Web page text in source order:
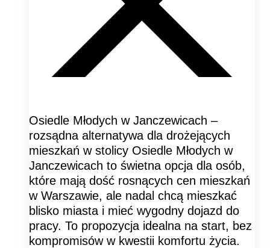
Osiedle Młodych w Janczewicach –
rozsądna alternatywa dla drożejących
mieszkań w stolicy Osiedle Młodych w
Janczewicach to świetna opcja dla osób,
które mają dość rosnących cen mieszkań
w Warszawie, ale nadal chcą mieszkać
blisko miasta i mieć wygodny dojazd do
pracy. To propozycja idealna na start, bez
kompromisów w kwestii komfortu życia.